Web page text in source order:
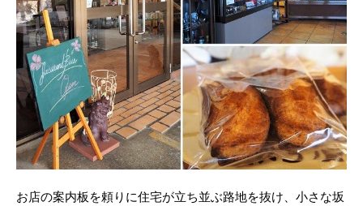
お店の案内板を頼りに住宅が立ち並ぶ路地を抜け、小さな坂